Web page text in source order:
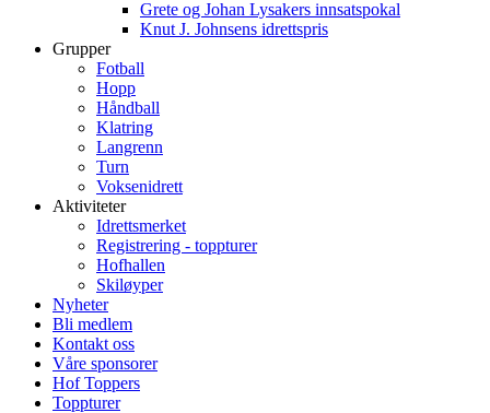
Grete og Johan Lysakers innsatspokal
Knut J. Johnsens idrettspris
Grupper
Fotball
Hopp
Håndball
Klatring
Langrenn
Turn
Voksenidrett
Aktiviteter
Idrettsmerket
Registrering - toppturer
Hofhallen
Skiløyper
Nyheter
Bli medlem
Kontakt oss
Våre sponsorer
Hof Toppers
Toppturer